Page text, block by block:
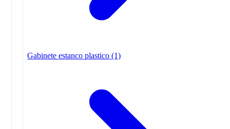
Gabinete estanco plastico (1)